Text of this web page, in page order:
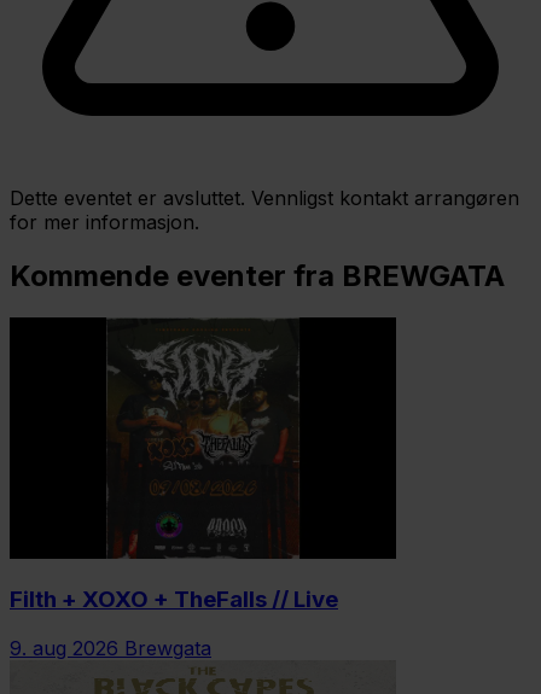
Dette eventet er avsluttet. Vennligst kontakt arrangøren
for mer informasjon.
Kommende eventer fra BREWGATA
Filth + XOXO + TheFalls // Live
9. aug 2026 Brewgata